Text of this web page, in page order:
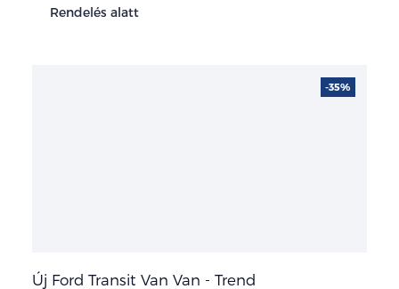
Rendelés alatt
Új Ford Transit Van Van - Trend
-35%